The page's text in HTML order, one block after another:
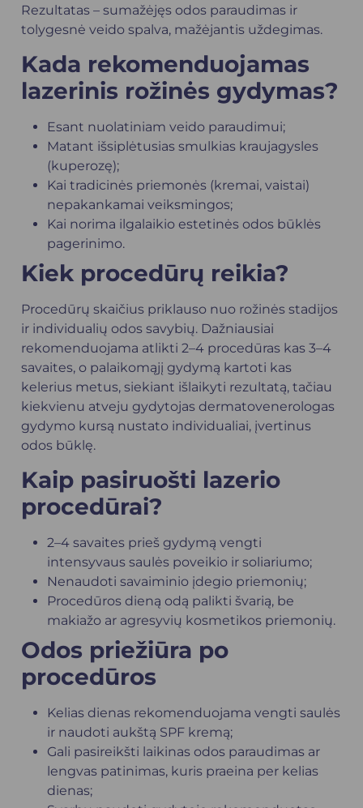
Rezultatas – sumažėjęs odos paraudimas ir
tolygesnė veido spalva, mažėjantis uždegimas.
Kada rekomenduojamas
lazerinis rožinės gydymas?
Esant nuolatiniam veido paraudimui;
Matant išsiplėtusias smulkias kraujagysles
(kuperozę);
Kai tradicinės priemonės (kremai, vaistai)
nepakankamai veiksmingos;
Kai norima ilgalaikio estetinės odos būklės
pagerinimo.
Kiek procedūrų reikia?
Procedūrų skaičius priklauso nuo rožinės stadijos
ir individualių odos savybių. Dažniausiai
rekomenduojama atlikti 2–4 procedūras kas 3–4
savaites, o palaikomąjį gydymą kartoti kas
kelerius metus, siekiant išlaikyti rezultatą, tačiau
kiekvienu atveju gydytojas dermatovenerologas
gydymo kursą nustato individualiai, įvertinus
odos būklę.
Kaip pasiruošti lazerio
procedūrai?
2–4 savaites prieš gydymą vengti
intensyvaus saulės poveikio ir soliariumo;
Nenaudoti savaiminio įdegio priemonių;
Procedūros dieną odą palikti švarią, be
makiažo ar agresyvių kosmetikos priemonių.
Odos priežiūra po
procedūros
Kelias dienas rekomenduojama vengti saulės
ir naudoti aukštą SPF kremą;
Gali pasireikšti laikinas odos paraudimas ar
lengvas patinimas, kuris praeina per kelias
dienas;